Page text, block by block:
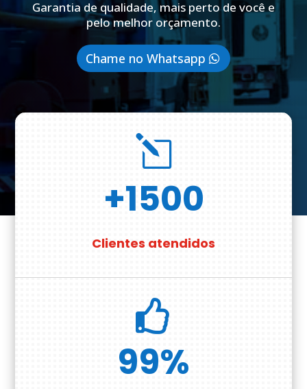
Garantia de qualidade, mais perto de você e
pelo melhor orçamento.
Chame no Whatsapp
l
+1500
Clientes atendidos

99%